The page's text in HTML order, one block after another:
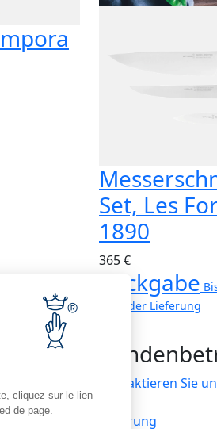
cliquez sur le lien
de page.
Set, Les
1890
365 €
Einkauf
Rückgabe
nach der Lieferung
Kontaktieren Sie
Lieferung